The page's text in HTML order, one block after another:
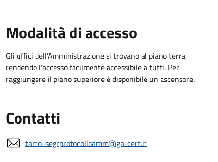
Modalità di accesso
Gli uffici dell’Amministrazione si trovano al piano terra,
rendendo l'accesso facilmente accessibile a tutti. Per
raggiungere il piano superiore è disponibile un ascensore.
Contatti
tarto-segrprotocolloamm@ga-cert.it